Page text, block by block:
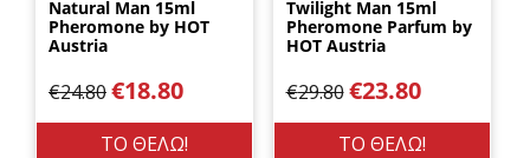
Natural Man 15ml
Pheromone by HOT
Austria
€24.80€18.80
ΤΟ ΘΕΛΩ!
Twilight Man 15ml
Pheromone Parfum by
HOT Austria
€29.80 €23.80
ΤΟ ΘΕΛΩ!